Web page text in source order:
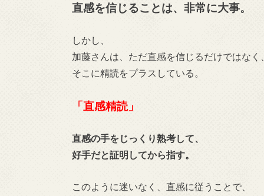
直感を信じることは、非常に大事。
しかし、
加藤さんは、ただ直感を信じるだけではなく
そこに精読をプラスしている。
「直感精読」
直感の手をじっくり熟考して、
好手だと証明してから指す。
このように迷いなく、直感に従うことで、